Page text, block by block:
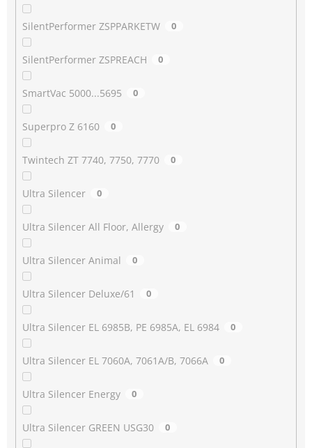
SilentPerformer ZSPPARKETW 0
SilentPerformer ZSPREACH 0
SmartVac 5000...5695 0
Superpro Z 6160 0
Twintech ZT 7740, 7750, 7770 0
Ultra Silencer 0
Ultra Silencer All Floor, Allergy 0
Ultra Silencer Animal 0
Ultra Silencer Deluxe/61 0
Ultra Silencer EL 6985B, PE 6985A, EL 6984 0
Ultra Silencer EL 7060A, 7061A/B, 7066A 0
Ultra Silencer Energy 0
Ultra Silencer GREEN USG30 0